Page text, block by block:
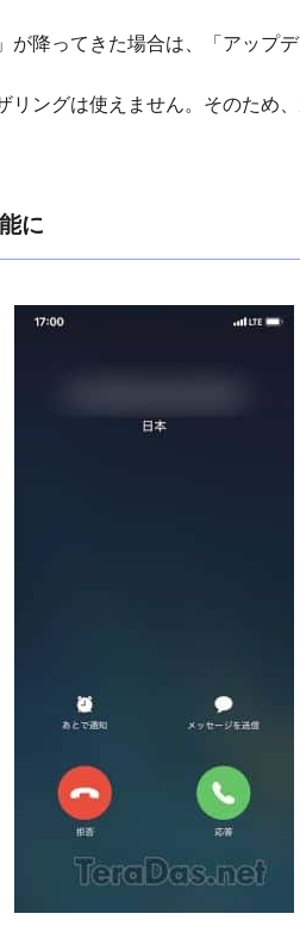
降ってきた場合は、「アップデ
ングは使えません。そのため
に